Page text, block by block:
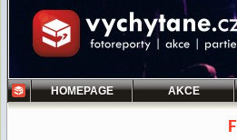
HOMEPAGE AKCE